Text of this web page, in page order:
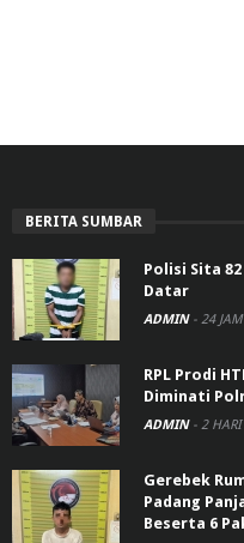
BERITA SUMBAR
Polisi Sita
Datar
ADMIN - 24
RPL Prodi
Diminati
ADMIN - 2
Gerebek
Padang
Beserta 6